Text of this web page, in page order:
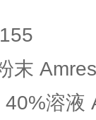
末
溶液